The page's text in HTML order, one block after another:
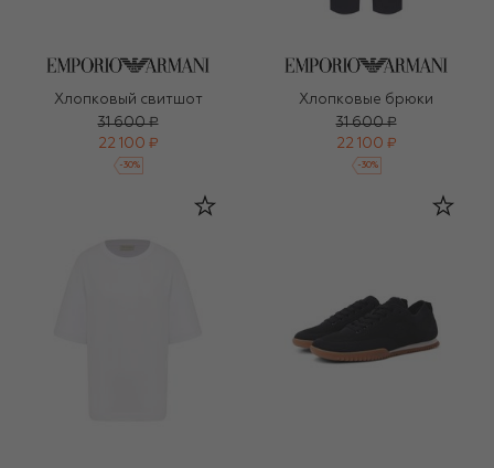
Хлопковый свитшот
31 600 ₽
22 100 ₽
-30%
Хлопковые брюки
31 600 ₽
22 100 ₽
-30%